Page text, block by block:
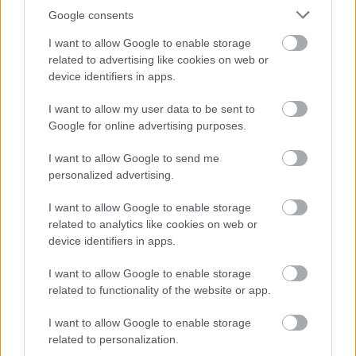
Google consents
I want to allow Google to enable storage
related to advertising like cookies on web or
device identifiers in apps.
I want to allow my user data to be sent to
Google for online advertising purposes.
I want to allow Google to send me
personalized advertising.
I want to allow Google to enable storage
related to analytics like cookies on web or
device identifiers in apps.
I want to allow Google to enable storage
related to functionality of the website or app.
I want to allow Google to enable storage
related to personalization.
híres eposzában úgy örökítette meg a szeptember 6-i
eseményeket, hogy Szulejmán a hős kapitány kardjától
ostrom alatt, halálát azonban vélhetően a megerőltető
utazás okozta. A váratlan esemény mindenesetre
kellemetlen fordulat volt a törökök számára, ezért a vár
bevétele után a diván – a szultáni haditanács – úgy döntött,
A nagyvezír Szulejmán nevében győzelmi nyilatkozatot adott
szívébe. Az uralkodó halálát még hosszú heteken át titokban
tartották, és csak Konstantinápolyban jelentették azt be, II.
Szelim (ur. 1566-1574) trónra lépésével egy időben. Zrínyi
önfeláldozása viszont a szultán megölése nélkül is komoly